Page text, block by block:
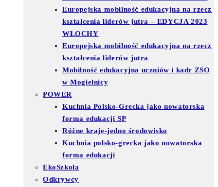
Europejska mobilność edukacyjna na rzecz
kształcenia liderów jutra – EDYCJA 2023
WŁOCHY
Europejska mobilność edukacyjna na rzecz
kształcenia liderów jutra
Mobilność edukacyjna uczniów i kadr ZSO
w Mogielnicy
POWER
Kuchnia Polsko-Grecka jako nowatorska
forma edukacji SP
Różne kraje-jedno środowisko
Kuchnia polsko-grecka jako nowatorska
forma edukacji
EkoSzkoła
Odkrywcy